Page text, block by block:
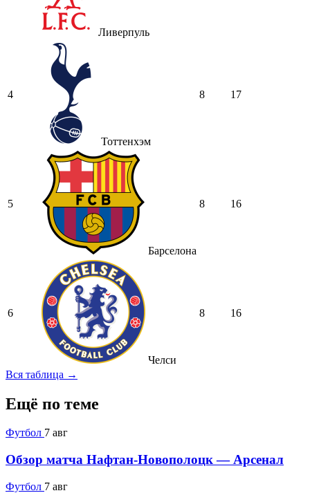
Ливерпуль
4
Тоттенхэм
8 17
5
Барселона
8 16
6
Челси
8 16
Вся таблица →
Ещё по теме
Футбол 7 авг
Обзор матча Нафтан-Новополоцк — Арсенал
Футбол 7 авг